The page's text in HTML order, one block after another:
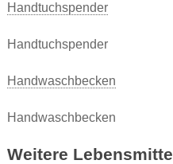
Handtuchspender
Handtuchspender
Handwaschbecken
Handwaschbecken
Weitere